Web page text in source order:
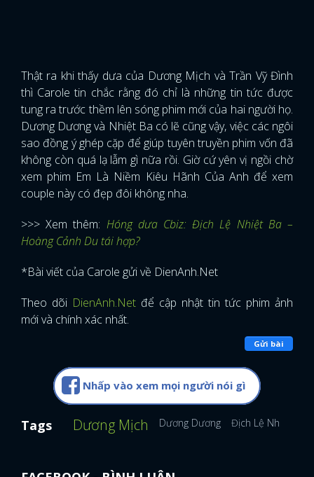
Thật ra khi thấy dưa của Dương Mịch và Trần Vỹ Đình
thì Carole tin chắc rằng đó chỉ là những tin tức được
tung ra trước thềm lên sóng phim mới của hai người họ.
Dương Dương và Nhiệt Ba có lẽ cũng vậy, việc các ngôi
sao đồng ý ghép cặp để giúp tuyên truyền phim vốn đã
không còn quá lạ lẫm gì nữa rồi. Giờ cứ yên vị ngồi chờ
xem phim Em Là Niềm Kiêu Hãnh Của Anh để xem
couple này có đẹp đôi không nha.
>>> Xem thêm: Hóng dưa Cbiz: Địch Lệ Nhiệt Ba –
Hoàng Cảnh Du tái hợp?
*Bài viết của Carole gửi về DienAnh.Net
Theo dõi DienAnh.Net để cập nhật tin tức phim ảnh
mới và chính xác nhất.
Gửi bài
Nhấp vào xem mọi người nói gì
Tags Dương Mịch Dương Dương Địch Lệ Nhiệt Ba